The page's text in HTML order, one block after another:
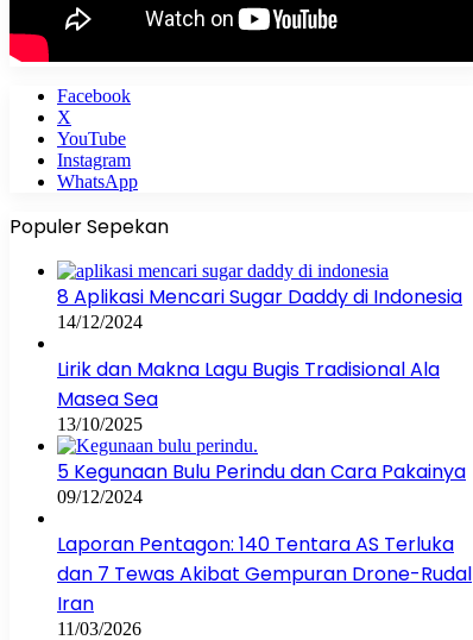
Facebook
X
YouTube
Instagram
WhatsApp
Populer Sepekan
8 Aplikasi Mencari Sugar Daddy di Indonesia
14/12/2024
Lirik dan Makna Lagu Bugis Tradisional Ala
Masea Sea
13/10/2025
5 Kegunaan Bulu Perindu dan Cara Pakainya
09/12/2024
Laporan Pentagon: 140 Tentara AS Terluka
dan 7 Tewas Akibat Gempuran Drone-Rudal
Iran
11/03/2026